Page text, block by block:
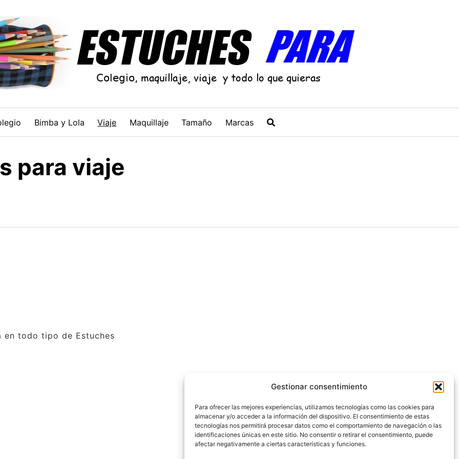
Gestionar consentimiento
Para ofrecer las mejores experiencias, utilizamos tecnologías como las cookies para
almacenar y/o acceder a la información del dispositivo. El consentimiento de estas
tecnologías nos permitirá procesar datos como el comportamiento de navegación o las
identificaciones únicas en este sitio. No consentir o retirar el consentimiento, puede
afectar negativamente a ciertas características y funciones.
Bimba y Lola Viaje Maquillaje Tamaño Marcas
para viaje
en todo tipo de Estuches